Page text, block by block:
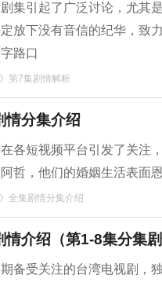
集引起了广泛讨论，尤其
放下没有音信的纪华，致
路口
第7集剧情解析
情分集介绍
各短视频平台引发了关
哲，他们的婚姻生活表面
全集剧情分集介绍
介绍（第1-8集分集剧
备受关注的台湾电视剧，